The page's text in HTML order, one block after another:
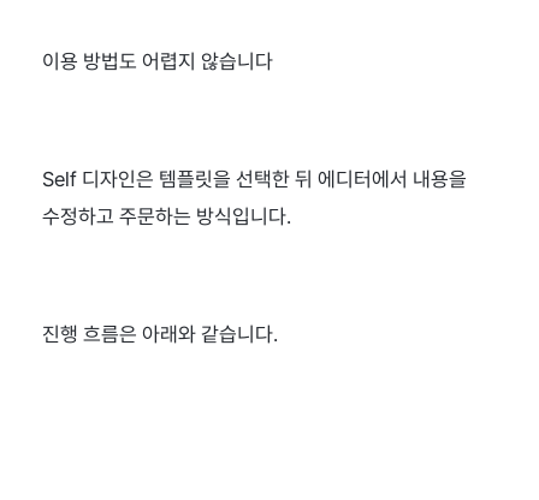
이용 방법도 어렵지 않습니다
Self 디자인은 템플릿을 선택한 뒤 에디터에서 내용을
수정하고 주문하는 방식입니다.
진행 흐름은 아래와 같습니다.